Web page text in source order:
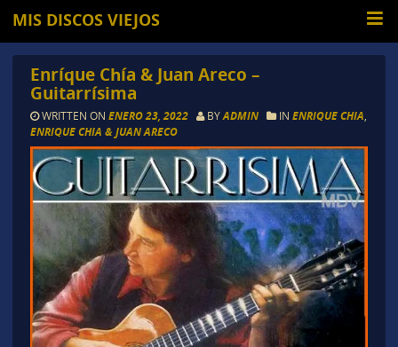
MIS DISCOS VIEJOS
Enríque Chía & Juan Areco –
Guitarrísima
WRITTEN ON ENERO 23, 2022 BYADMIN IN ENRIQUE CHIA
ENRIQUE CHIA & JUAN ARECO